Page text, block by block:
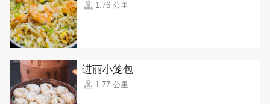
1.76 公里
进丽小笼包
1.77 公里